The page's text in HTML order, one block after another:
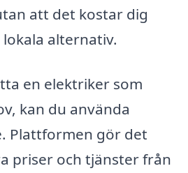
att det kostar dig
alternativ.
en elektriker som
kan du använda
Plattformen gör det
priser och tjänster från